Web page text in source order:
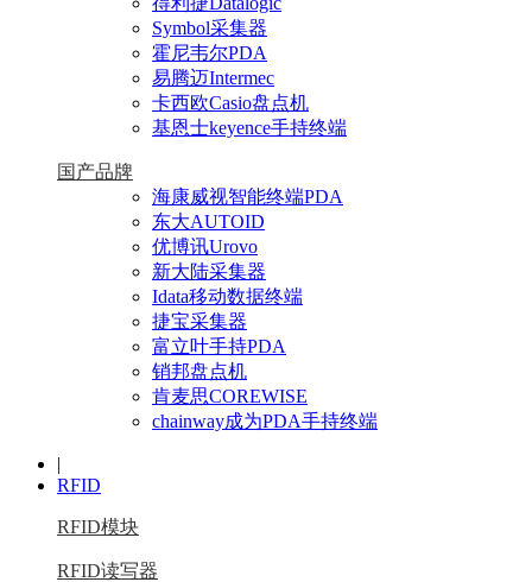
Symbol采集器
霍尼韦尔PDA
易腾迈Intermec
卡西欧Casio盘点机
基恩士keyence手持终端
国产品牌
海康威视智能终端PDA
东大AUTOID
优博讯Urovo
新大陆采集器
Idata移动数据终端
捷宝采集器
富立叶手持PDA
销邦盘点机
肯麦思COREWISE
chainway成为PDA手持终端
|
RFID
RFID模块
RFID读写器